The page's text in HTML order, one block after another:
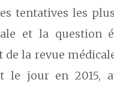
tentatives les
et la question
de la revue
le jour en 2015,